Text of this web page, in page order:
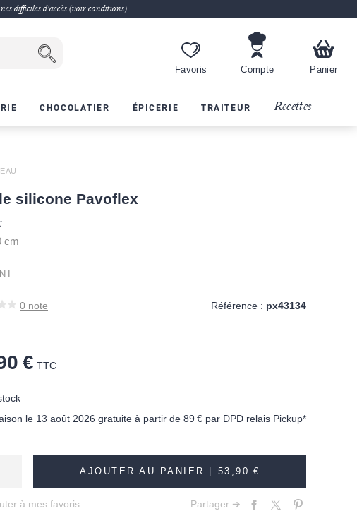
difficiles d'accès (voir conditions)
Favoris Compte Panier
CHOCOLATIER ÉPICERIE TRAITEUR Recettes
silicone Pavoflex
cm
0 note Référence : px43134
€ TTC
le 13 août 2026 gratuite à partir de 89 € par DPD relais Pickup*
AJOUTER AU PANIER | 53,90 €
à mes favoris Partager ➔